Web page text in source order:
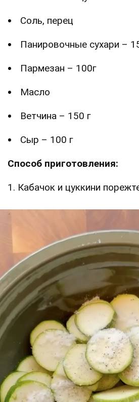
Соль, перец
Панировочные сухари –
Пармезан – 100г
Масло
Ветчина – 150 г
Сыр – 100 г
Способ приготовления:
1. Кабачок и цуккини